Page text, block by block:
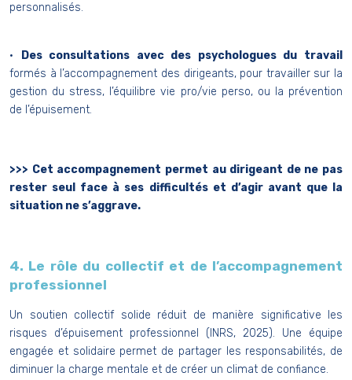
personnalisés.
•
Des consultations avec des psychologues du travail
formés à l’accompagnement des dirigeants, pour travailler sur la
gestion du stress, l’équilibre vie pro/vie perso, ou la prévention
de l’épuisement.
>>> Cet accompagnement permet au dirigeant de ne pas
rester seul face à ses difficultés et d’agir avant que la
situation ne s’aggrave.
4. Le rôle du collectif et de l’accompagnement
professionnel
Un soutien collectif solide réduit de manière significative les
risques d’épuisement professionnel (INRS, 2025). Une équipe
engagée et solidaire permet de partager les responsabilités, de
diminuer la charge mentale et de créer un climat de confiance.